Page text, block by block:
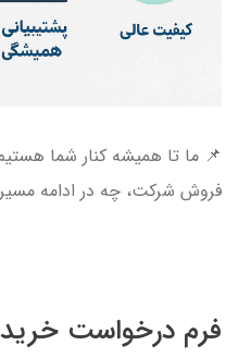
📌 ما تا همیشه کنار شما
فروش شرکت، چه در ادامه
فرم درخواست